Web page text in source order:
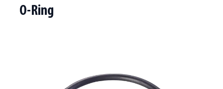
O-Ring